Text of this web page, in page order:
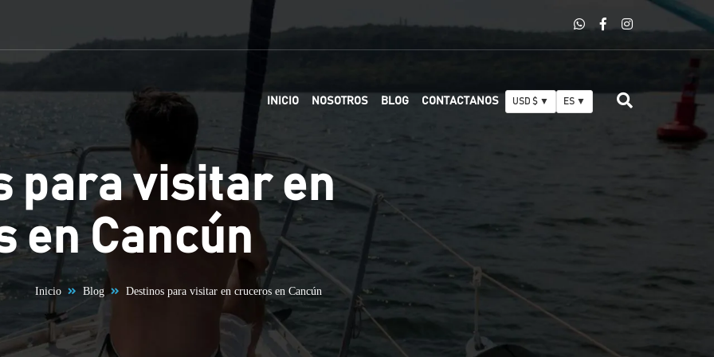
INICIO NOSOTROS BLOG CONTACTANOS USD $ ▼ ES ▼
para visitar en
en Cancún
Inicio Blog Destinos para visitar en cruceros en Cancún